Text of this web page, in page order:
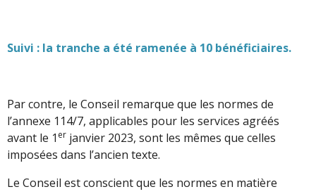
Suivi : la tranche a été ramenée à 10 bénéficiaires.
Par contre, le Conseil remarque que les normes de
l’annexe 114/7, applicables pour les services agréés
avant le 1 er janvier 2023, sont les mêmes que celles
imposées dans l’ancien texte.
Le Conseil est conscient que les normes en matière